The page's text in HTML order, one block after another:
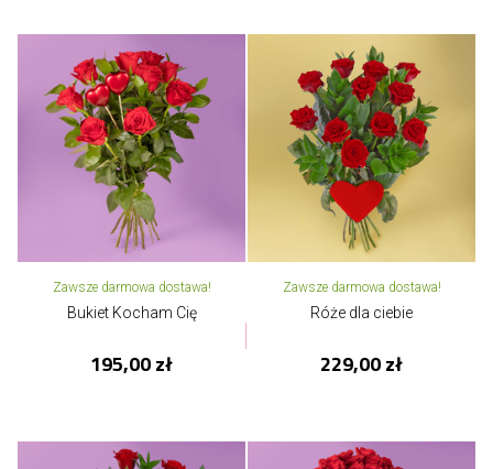
Zawsze darmowa dostawa!
Bukiet Kocham Cię
195,00 zł
Zawsze darmowa dostawa!
Róże dla ciebie
229,00 zł